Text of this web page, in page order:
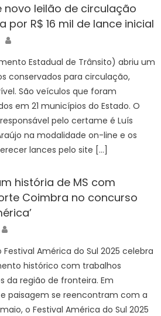
novo leilão de circulação
por R$ 16 mil de lance inicial
Estadual de Trânsito) abriu um
conservados para circulação,
São veículos que foram
em 21 municípios do Estado. O
pelo certame é Luís
na modalidade on-line e os
lances pelo site […]
história de MS com
Coimbra no concurso
América do Sul 2025 celebra
histórico com trabalhos
da região de fronteira. Em
paisagem se reencontram com a
o Festival América do Sul 2025